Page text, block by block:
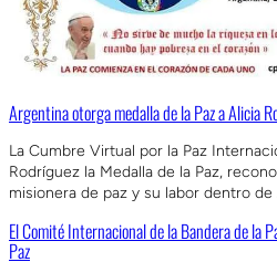
Argentina otorga medalla de la Paz a Alicia
La Cumbre Virtual por la Paz
Rodríguez la Medalla de la Paz,
misionera de paz y su labor dentro de
El Comité Internacional de la Bandera de la
Paz